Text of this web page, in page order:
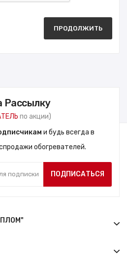
ПРОДОЛЖИТЬ
Рассылку
по акции)
и будь всегда в
обогревателей.
ПОДПИСАТЬСЯ